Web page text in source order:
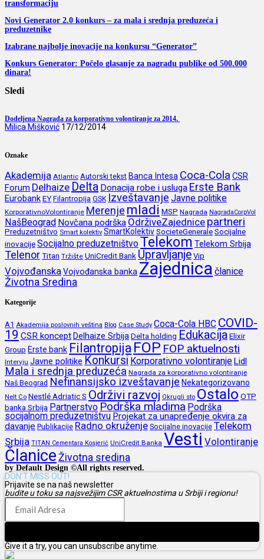
transformaciju
Novi Generator 2.0 konkurs – za mala i srednja preduzeća i
preduzetnike
Izabrane najbolje inovacije na konkursu “Generator”
Konkurs Generator: Počelo glasanje za nagradu publike od 500.000
dinara!
Sledi
Dodeljena Nagrada za korporativno volontiranje za 2014.
Milica Mišković 17/12/2014
Oznake
Akademija Atlantic Autorski tekst Banca Intesa Coca-Cola CSR
Forum Delhaize Delta Donacija robe i usluga Erste Bank
EurobankEY Filantropija GSK Izveštavanje Javne politike
KorporativnoVolontiranje Merenje mladi MSP Nagrada NagradaCorpVol
NašBeograd Novčana podrška OdrživeZajednice partneri
Preduzetništvo Smart kolektiv SmartKolektivSocieteGeneraleSocijalne
inovacijeSocijalno preduzetništvoTelekom Telekom Srbija
TelenorTitan Tržište UniCredit Bank Upravljanje Vip
VojvođanskaVojvođanska banka Zajednica članice
Životna Sredina
Kategorije
A1 Akademija poslovnih veština Blog Case Study Coca-Cola HBC COVID-
19 CSR konceptDelhaize Srbija Delta holding Edukacija Elixir
Group Erste bank Filantropija FOP FOP aktuelnosti
Intervju Javne politike Konkursi Korporativno volontiranjeLidl
Mala i srednja preduzeća Nagrada za korporativno volontiranje
Naš Beograd Nefinansijsko izveštavanje Nekategorizovano
Nelt Co Nestlé Adriatic S Održivi razvoj Okrugli sto Ostalo OTP
banka Srbija Partnerstvo Podrška mladima Podrška
socijalnom preduzetništvu Projekat za unapređenje okvira za
davanje Publikacije Radno okruženje Socijalne inovacije Telekom
Srbija TITAN Cementara Kosjerić UniCredit Banka Vesti Volontiranje
Članice Životna sredina
by Default Design ©All rights reserved.
DON’T MISS OUT!
Prijavite se na naš newsletter
budite u toku sa najsvežijim CSR aktuelnostima u Srbiji i regionu!
Give it a try, you can unsubscribe anytime.